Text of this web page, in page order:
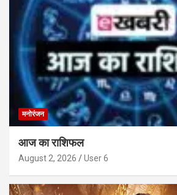
मनोरंजन
आज का राशिफल
August 2, 2026 User 6